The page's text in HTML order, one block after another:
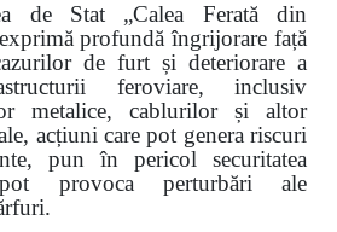
de Stat „Calea Ferată din
profundă îngrijorare față
de furt și deteriorare a
feroviare, inclusiv
metalice, cablurilor și altor
acțiuni care pot genera riscuri
pun în pericol securitatea
provoca perturbări ale